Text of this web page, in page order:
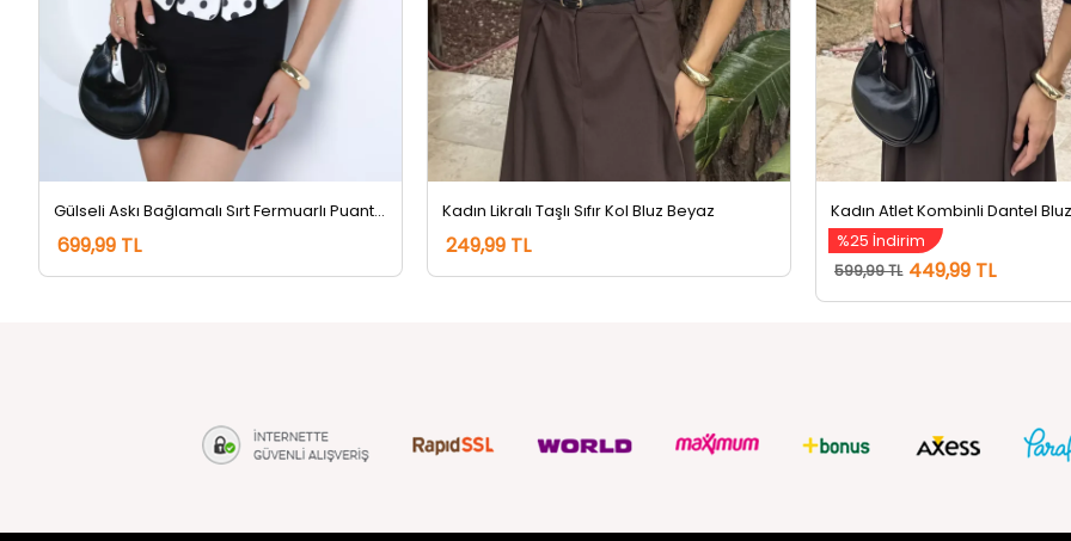
Gülseli Askı Bağlamalı Sırt Fermuarlı Puantiyeli Bluz Kremsiyahlı
699,99 TL
Kadın Likralı Taşlı Sıfır Kol Bluz Beyaz
249,99 TL %25 İndirim
599,99 TL 449,99 TL